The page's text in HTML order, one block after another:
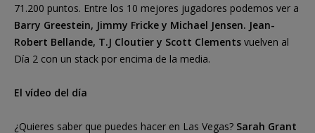
71.200 puntos. Entre los 10 mejores jugadores podemos ver a
Barry Greestein, Jimmy Fricke y Michael Jensen. Jean-
Robert Bellande, T.J Cloutier y Scott Clements vuelven al
Día 2 con un stack por encima de la media.
El vídeo del día
¿Quieres saber que puedes hacer en Las Vegas? Sarah Grant